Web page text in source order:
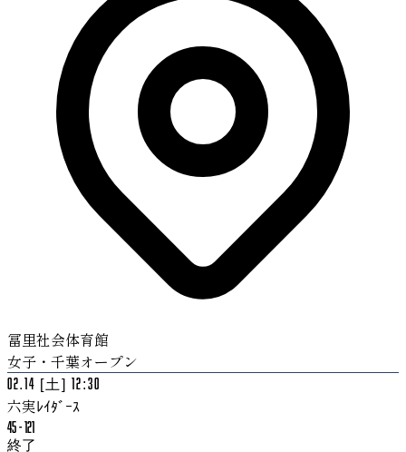
冨里社会体育館
女子・千葉オープン
02.14 [土] 12:30
六実ﾚｲﾀﾞｰｽ
45-121
終了